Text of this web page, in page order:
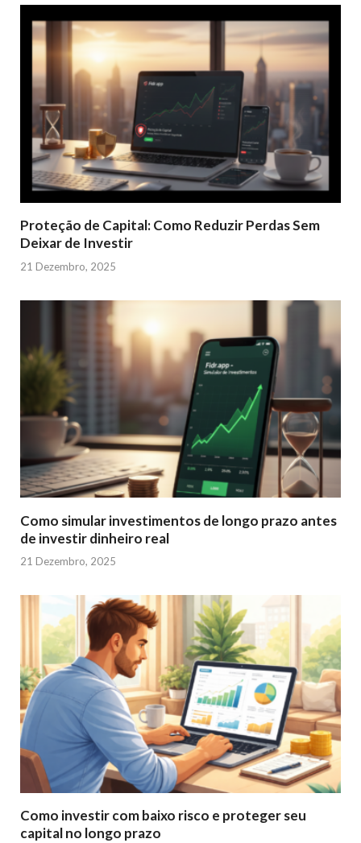
Proteção de Capital: Como Reduzir Perdas Sem
Deixar de Investir
21 Dezembro, 2025
Como simular investimentos de longo prazo antes
de investir dinheiro real
21 Dezembro, 2025
Como investir com baixo risco e proteger seu
capital no longo prazo